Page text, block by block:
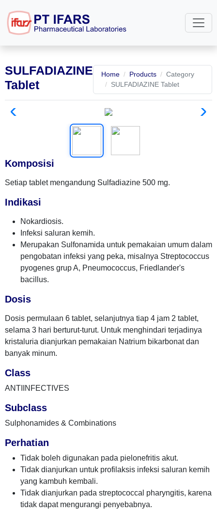
SULFADIAZINE
Tablet
Home Products
Category
SULFADIAZINE Tablet
Komposisi
Setiap tablet mengandung Sulfadiazine 500 mg.
Indikasi
Nokardiosis.
Infeksi saluran kemih.
Merupakan Sulfonamida untuk pemakaian umum dalam
pengobatan infeksi yang peka, misalnya Streptococcus
pyogenes grup A, Pneumococcus, Friedlander's
bacillus.
Dosis
Dosis permulaan 6 tablet, selanjutnya tiap 4 jam 2 tablet,
selama 3 hari berturut-turut. Untuk menghindari terjadinya
kristaluria dianjurkan pemakaian Natrium bikarbonat dan
banyak minum.
Class
ANTIINFECTIVES
Subclass
Sulphonamides & Combinations
Perhatian
Tidak boleh digunakan pada pielonefritis akut.
Tidak dianjurkan untuk profilaksis infeksi saluran kemih
yang kambuh kembali.
Tidak dianjurkan pada streptococcal pharyngitis, karena
tidak dapat mengurangi penyebabnya.